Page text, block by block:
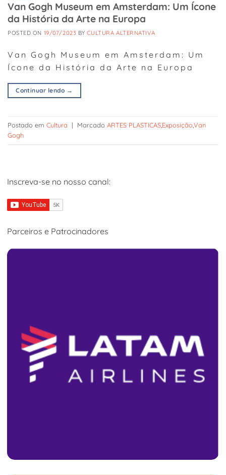
Van Gogh Museum em Amsterdam: Um Ícone
da História da Arte na Europa
POSTED ON 19/07/2023 BYCULTURA ALTERNATIVA
Van Gogh Museum em Amsterdam: Um
Ícone da História da Arte na Europa
Continuar lendo →
Postado em Cultura | Marcado ARTES PLASTICASExposiçãoVan
Gogh
Inscreva-se no nosso canal:
Parceiros e Patrocinadores